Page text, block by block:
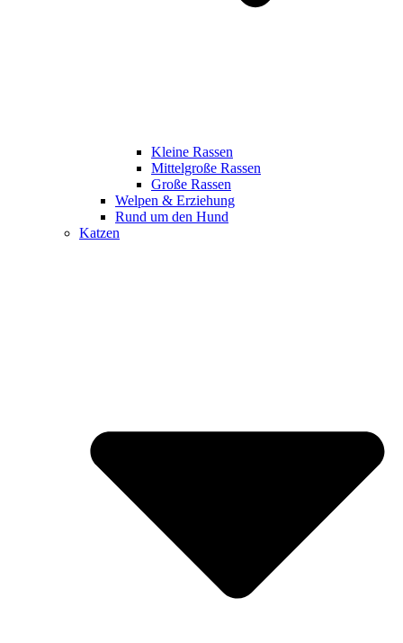
Kleine Rassen
Mittelgroße Rassen
Große Rassen
Welpen & Erziehung
Rund um den Hund
Katzen